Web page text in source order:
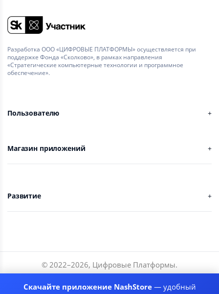
Разработка ООО «ЦИФРОВЫЕ ПЛАТФОРМЫ» осуществляется при
поддержке Фонда «Сколково», в рамках направления
«Стратегические компьютерные технологии и программное
обеспечение».
Пользователю
Магазин приложений
Развитие
© 2022–2026, Цифровые Платформы.
Разработчики
Скачайте приложение NashStore— удобный